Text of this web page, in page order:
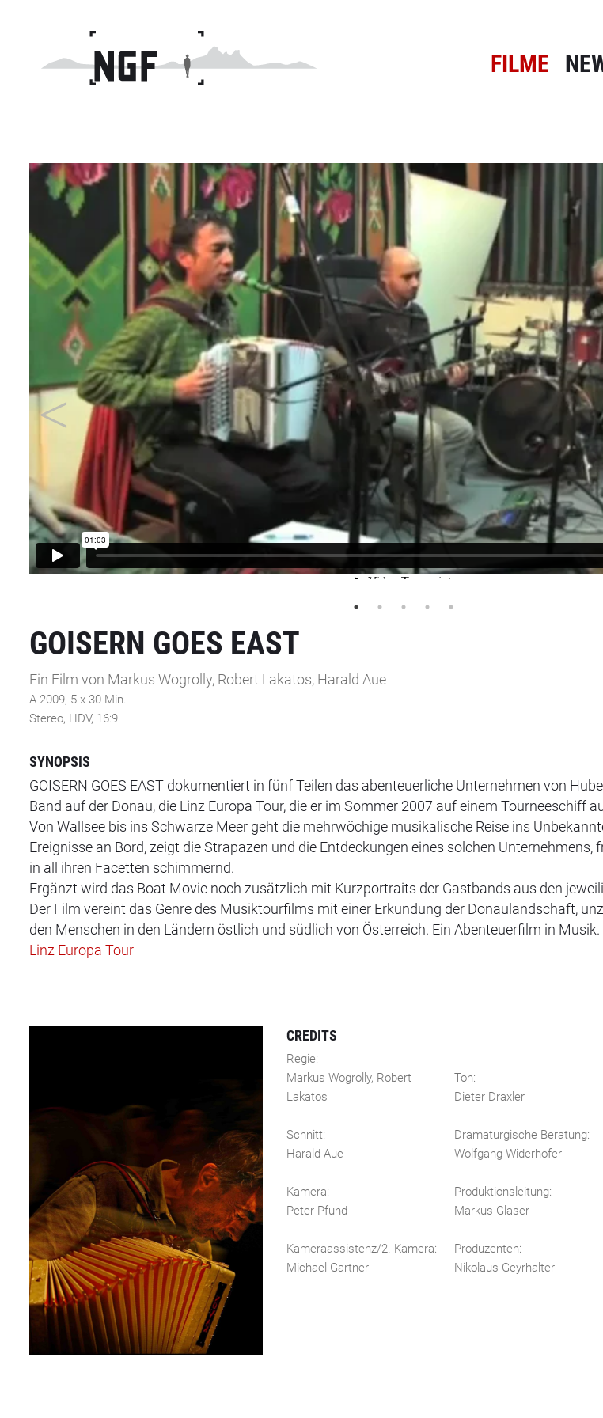
FILME
GOISERN GOES EAST
Ein Film von Markus Wogrolly, Robert Lakatos, Harald Aue
A 2009, 5 x 30 Min.
Stereo, HDV, 16:9
SYNOPSIS
GOISERN GOES EAST dokumentiert in fünf Teilen das abenteuerliche Unternehmen von
Band auf der Donau, die Linz Europa Tour, die er im Sommer 2007 auf einem Tourneeschiff
Von Wallsee bis ins Schwarze Meer geht die mehrwöchige musikalische Reise ins
Ereignisse an Bord, zeigt die Strapazen und die Entdeckungen eines solchen Unternehmens,
in all ihren Facetten schimmernd.
Ergänzt wird das Boat Movie noch zusätzlich mit Kurzportraits der Gastbands aus den
Der Film vereint das Genre des Musiktourfilms mit einer Erkundung der Donaulandschaft,
den Menschen in den Ländern östlich und südlich von Österreich. Ein Abenteuerfilm in Musik.
Linz Europa Tour
CREDITS
Regie:
Markus Wogrolly, Robert
Lakatos
Schnitt:
Harald Aue
Kamera:
Peter Pfund
Kameraassistenz/2. Kamera:
Michael Gartner
Ton:
Dieter Draxler
Dramaturgische Beratung:
Wolfgang Widerhofer
Produktionsleitung:
Markus Glaser
Produzenten:
Nikolaus Geyrhalter